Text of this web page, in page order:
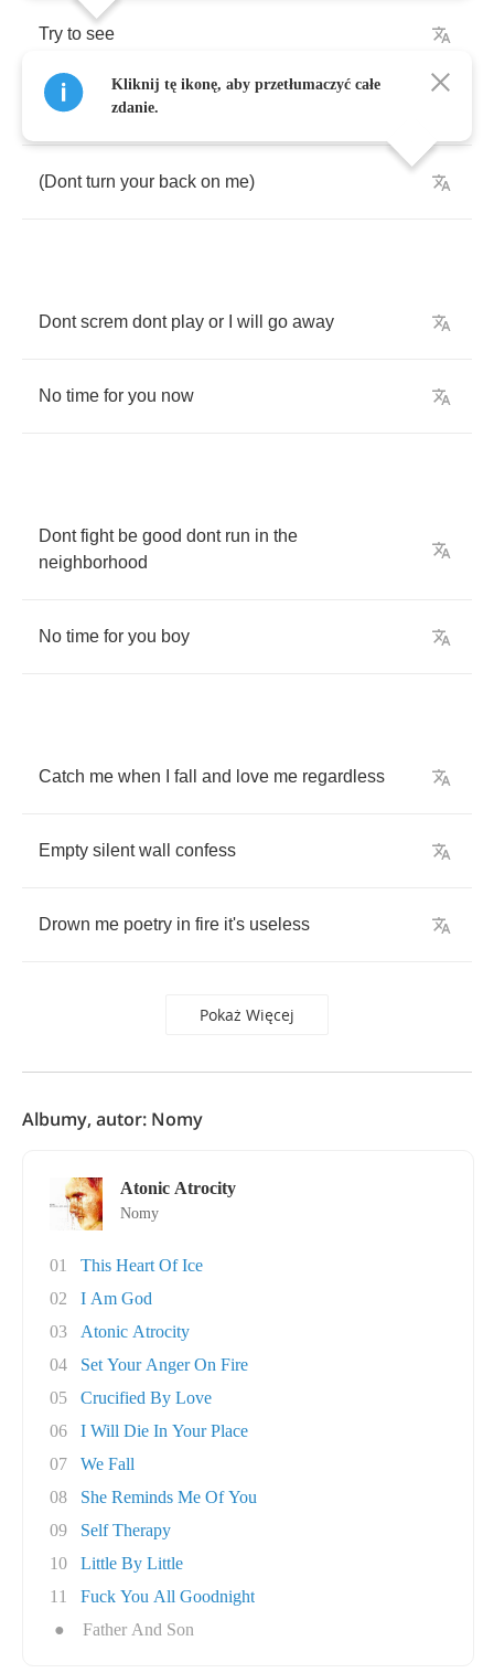
Try to see
Dont turn your back
(Dont turn your back on me)
Dont screm dont play or will go away
No time for you now
Dont fight be good dont run in the
neighborhood
No time for you boy
Catch me when fall and love me regardless
Empty silent wall confess
Drown me poetry in fire it's useless
Pokaż Więcej
Kliknij tę ikonę, aby przetłumaczyć całe
zdanie.
Albumy, autor: Nomy
Atonic Atrocity
Nomy
01
This Heart Of Ice
02
I Am God
03
Atonic Atrocity
04
Set Your Anger On Fire
05
Crucified By Love
06
I Will Die In Your Place
07
We Fall
08
She Reminds Me Of You
09
Self Therapy
10
Little By Little
11
Fuck You All Goodnight
●
Father And Son